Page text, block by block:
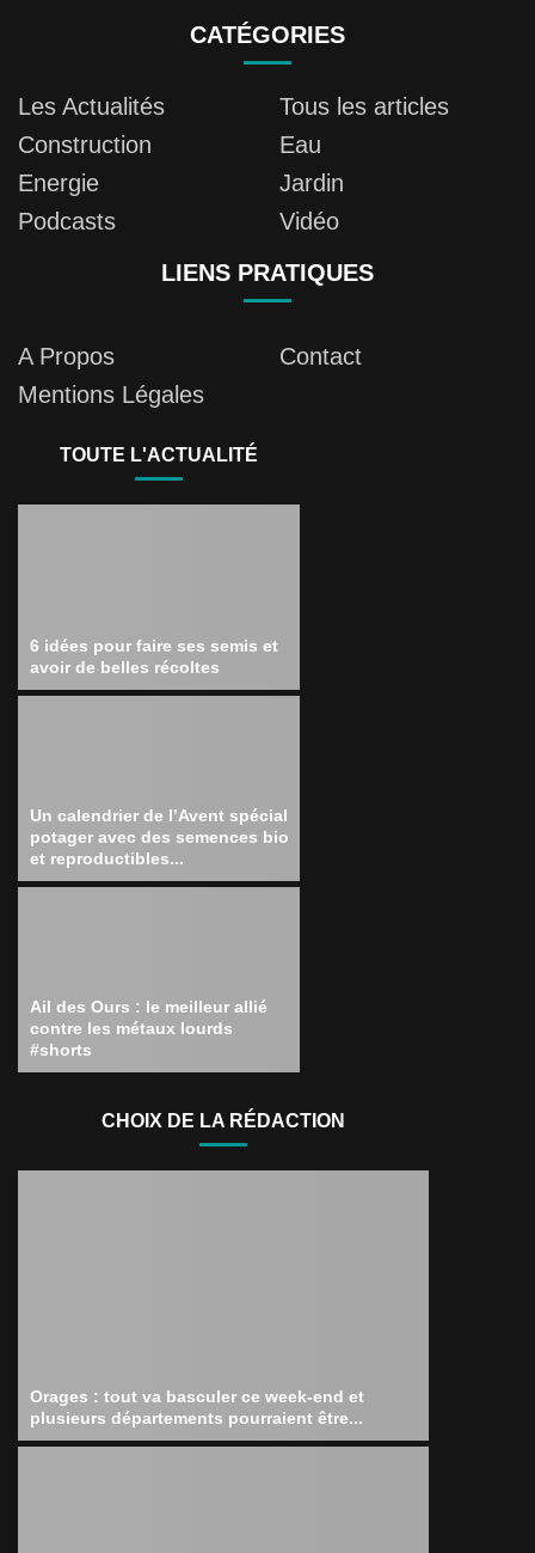
CATÉGORIES
Les Actualités
Tous les articles
Construction
Eau
Energie
Jardin
Podcasts
Vidéo
LIENS PRATIQUES
A Propos
Contact
Mentions Légales
TOUTE L'ACTUALITÉ
6 idées pour faire ses semis et
avoir de belles récoltes
Un calendrier de l’Avent spécial
potager avec des semences bio
et reproductibles...
Ail des Ours : le meilleur allié
contre les métaux lourds
#shorts
CHOIX DE LA RÉDACTION
Orages : tout va basculer ce week-end et
plusieurs départements pourraient être...